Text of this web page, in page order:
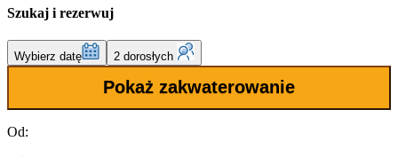
Szukaj i rezerwuj
Wybierz datę 2 dorosłych
Pokaż zakwaterowanie
Od: